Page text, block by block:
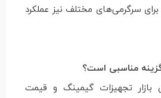
سرگرمی‌های مختلف نیز عملکرد
مناسبی است؟
بازار تجهیزات گیمینگ و قیمت